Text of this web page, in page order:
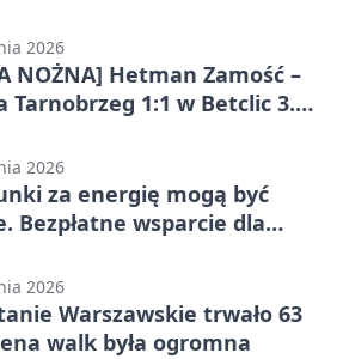
2026
NOŻNA] Hetman Zamość –
Tarnobrzeg 1:1 w Betclic 3.
2026
za energię mogą być
Bezpłatne wsparcie dla
2026
Warszawskie trwało 63
walk była ogromna